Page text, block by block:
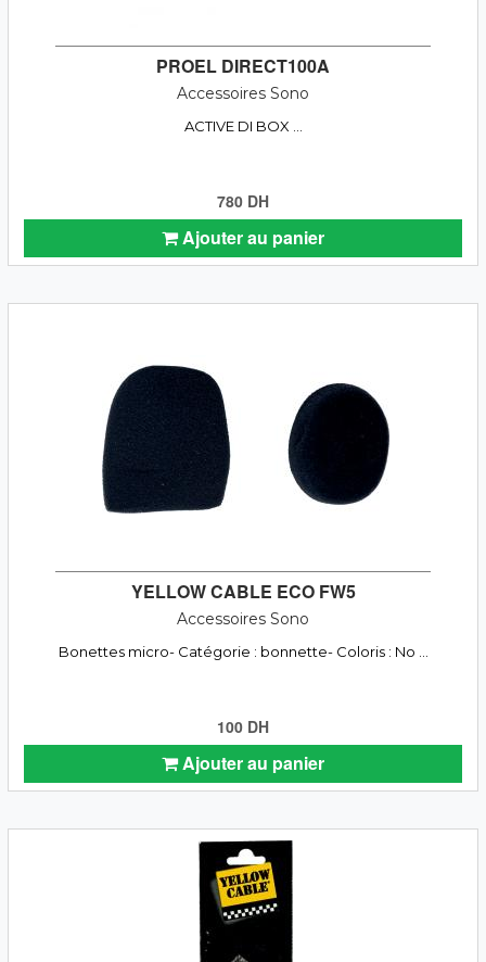
PROEL DIRECT100A
Accessoires Sono
ACTIVE DI BOX ...
780 DH
Ajouter au panier
YELLOW CABLE ECO FW5
Accessoires Sono
Bonettes micro- Catégorie : bonnette- Coloris : No ...
100 DH
Ajouter au panier